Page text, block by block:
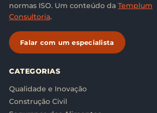
normas ISO. Um conteúdo da Templum
Consultoria.
Falar com um especialista
CATEGORIAS
Qualidade e Inovação
Construção Civil